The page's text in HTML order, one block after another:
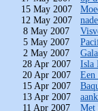
15 May 2007
12 May 2007
8 May 2007
5 May 2007
2 May 2007
28 Apr 2007
Isla
20 Apr 2007
Een
15 Apr 2007
13 Apr 2007
11 Apr 2007
Met